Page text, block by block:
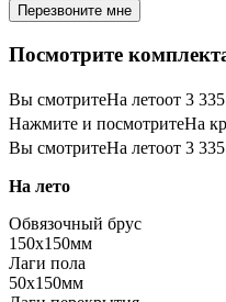
Перезвоните мне
Посмотрите
Вы смотритеНа летоот 3
Нажмите и посмотритеНа
Вы смотритеНа летоот 3
На лето
Обвязочный брус
150х150мм
Лаги пола
50х150мм